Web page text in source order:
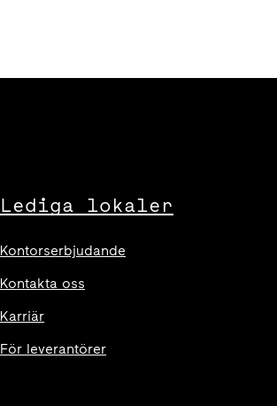
Lediga lokaler
Kontorserbjudande
Kontakta oss
Karriär
För leverantörer